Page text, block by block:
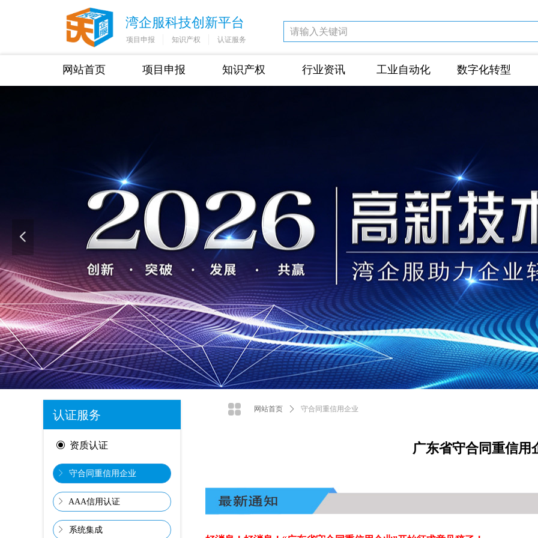
网站首页 项目申报 知识产权 行业资讯 工业自动化 数字化转型
넳
湾企服科技创新平台
项目申报 知识产权 认证服务
广东省守合同重信用
认证服务
ꁕ 系统集成
ꁕ AAA信用认证
ꁕ 守合同重信用企业
ꀉ 资质认证
网站首页 ꄲ 守合同重信用企业